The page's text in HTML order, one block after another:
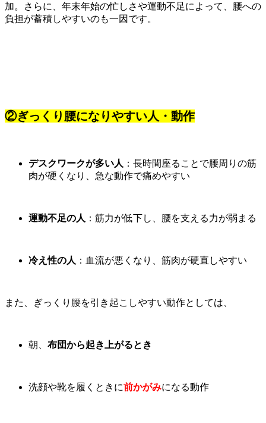
加。さらに、年末年始の忙しさや運動不足によって、腰への
負担が蓄積しやすいのも一因です。
②ぎっくり腰になりやすい人・動作
デスクワークが多い人 ：長時間座ることで腰周りの筋
肉が硬くなり、急な動作で痛めやすい
運動不足の人 ：筋力が低下し、腰を支える力が弱まる
冷え性の人 ：血流が悪くなり、筋肉が硬直しやすい
また、ぎっくり腰を引き起こしやすい動作としては、
朝、 布団から起き上がるとき
洗顔や靴を履くときに前かがみになる動作